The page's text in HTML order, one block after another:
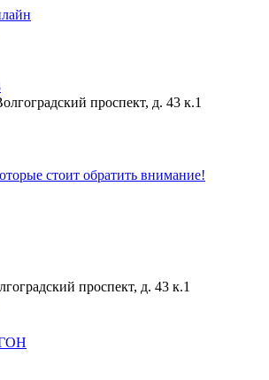
проспект, д. 43 к.1
стоит обратить внимание!
проспект, д. 43 к.1